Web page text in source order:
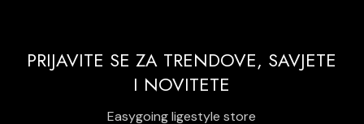
PRIJAVITE SE ZA TRENDOVE, SAVJETE
I NOVITETE
Easygoing ligestyle store